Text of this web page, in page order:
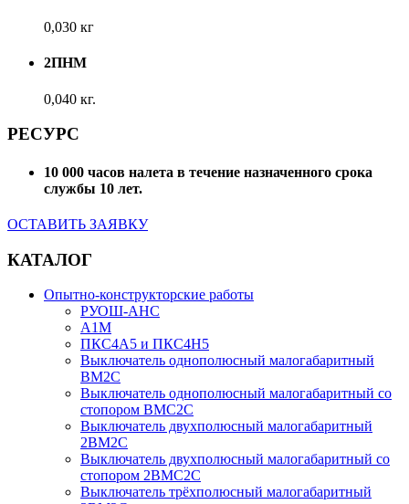
0,030 кг
2ПНМ
0,040 кг.
РЕСУРС
10 000 часов налета в течение назначенного срока
службы 10 лет.
ОСТАВИТЬ ЗАЯВКУ
КАТАЛОГ
Опытно-конструкторские работы
РУОШ-АНС
А1М
ПКС4А5 и ПКС4Н5
Выключатель однополюсный малогабаритный
ВМ2С
Выключатель однополюсный малогабаритный со
стопором ВМС2С
Выключатель двухполюсный малогабаритный
2ВМ2С
Выключатель двухполюсный малогабаритный со
стопором 2ВМС2С
Выключатель трёхполюсный малогабаритный